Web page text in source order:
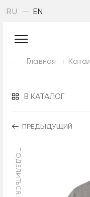
RU EN
Главная
В КАТАЛОГ
ПРЕДЫДУЩИЙ
ПОДЕЛИТЬСЯ: